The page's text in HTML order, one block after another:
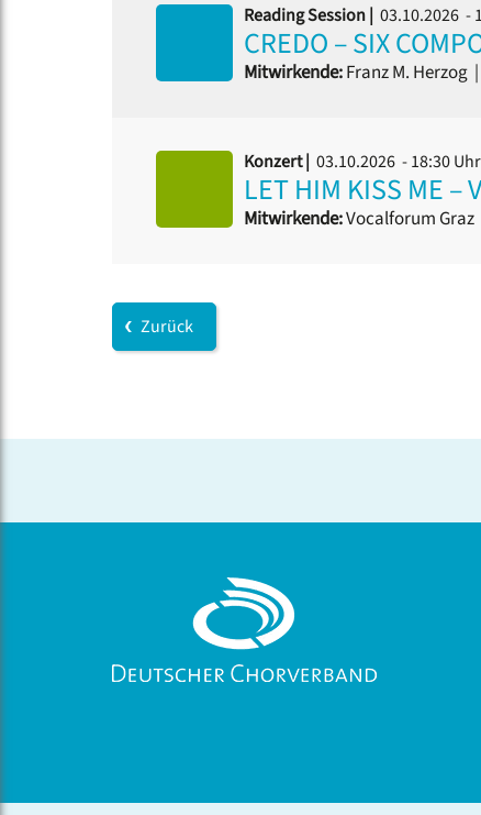
Reading Session | 03.10.2026 -
CREDO – SIX
Mitwirkende:Franz M. Herzog |
Konzert | 03.10.2026 - 18:30 Uhr
LET HIM KISS ME –
Mitwirkende:Vocalforum Graz
Zurück